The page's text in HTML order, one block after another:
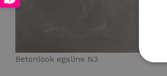
Betonlook egaline N3